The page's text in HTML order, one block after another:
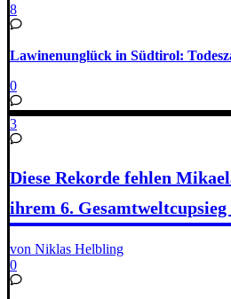
8
Lawinenunglück in Südtirol:
0
3
Diese Rekorde fehlen
ihrem 6. Gesamtweltcupsieg
von Niklas Helbling
0